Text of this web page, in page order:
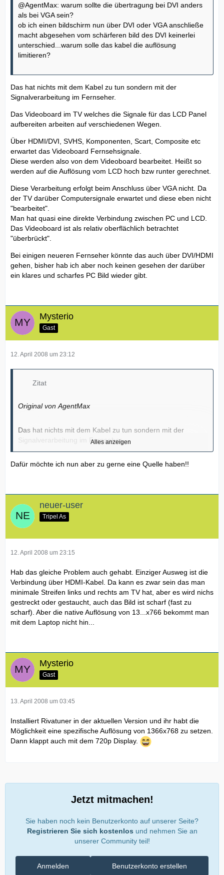
@AgentMax: warum sollte die übertragung bei DVI anders
als bei VGA sein?
ob ich einen bildschirm nun über DVI oder VGA anschließe
macht abgesehen vom schärferen bild des DVI keinerlei
unterschied...warum solle das kabel die auflösung
limitieren?
Das hat nichts mit dem Kabel zu tun sondern mit der
Signalverarbeitung im Fernseher.
Das Videoboard im TV welches die Signale für das LCD Panel
aufbereiten arbeiten auf verschiedenen Wegen.
Über HDMI/DVI, SVHS, Komponenten, Scart, Composite etc
erwartet das Videoboard Fernsehsignale.
Diese werden also von dem Videoboard bearbeitet. Heißt so
werden auf die Auflösung vom LCD hoch bzw runter gerechnet.
Diese Verarbeitung erfolgt beim Anschluss über VGA nicht. Da
der TV darüber Computersignale erwartet und diese eben nicht
"bearbeitet".
Man hat quasi eine direkte Verbindung zwischen PC und LCD.
Das Videoboard ist als relativ oberflächlich betrachtet
"überbrückt".
Bei einigen neueren Fernseher könnte das auch über DVI/HDMI
gehen, bisher hab ich aber noch keinen gesehen der darüber
ein klares und scharfes PC Bild wieder gibt.
Mysterio
Gast
12. April 2008 um 23:12
Zitat
Original von AgentMax
Das hat nichts mit dem Kabel zu tun sondern mit der
Signalverarbeitung im Fernseher.
Das Videoboard im TV welches die Signale für das LCD
erwartet das Videoboard Fernsehsignale.
Diese werden also von dem Videoboard bearbeitet. Heißt
so werden auf die Auflösung vom LCD hoch bzw runter
gerechnet.
Da der TV darüber Computersignale erwartet und diese
eben nicht "bearbeitet".
Man hat quasi eine direkte Verbindung zwischen PC und
LCD.
Das Videoboard ist als relativ oberflächlich betrachtet
"überbrückt".
Bei einigen neueren Fernseher könnte das auch über
Alles anzeigen
Dafür möchte ich nun aber zu gerne eine Quelle haben!!
neuer-user
Tripel As
12. April 2008 um 23:15
Hab das gleiche Problem auch gehabt. Einziger Ausweg ist die
Verbindung über HDMI-Kabel. Da kann es zwar sein das man
minimale Streifen links und rechts am TV hat, aber es wird nichs
gestreckt oder gestaucht, auch das Bild ist scharf (fast zu
scharf). Aber die native Auflösung von 13...x766 bekommt man
mit dem Laptop nicht hin...
Mysterio
Gast
13. April 2008 um 03:45
Installiert Rivatuner in der aktuellen Version und ihr habt die
Möglichkeit eine spezifische Auflösung von 1366x768 zu setzen.
Dann klappt auch mit dem 720p Display.
Jetzt mitmachen!
Sie haben noch kein Benutzerkonto auf unserer Seite?
Registrieren Sie sich kostenlos und nehmen Sie an
unserer Community teil!
Benutzerkonto erstellen
Anmelden